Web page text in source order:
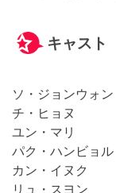
キャスト
ソ・ジョンウォン
チ・ヒョヌ
ユン・マリ
パク・ハンビョル
カン・イヌク
リュ・スヨン